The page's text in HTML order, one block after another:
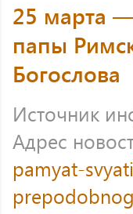
25 марта —
папы
Богослова
Источник
Адрес
pamyat-